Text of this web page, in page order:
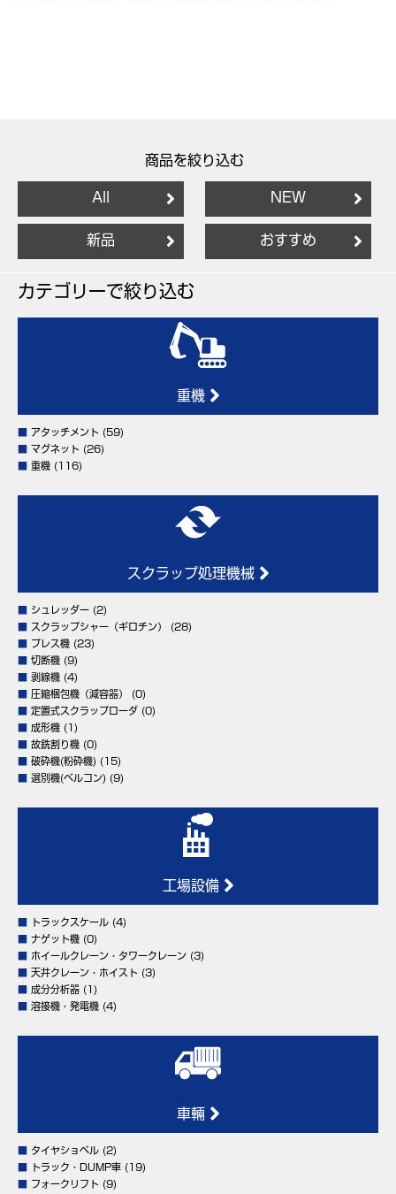
商品を絞り込む
All NEW
新品 おすすめ
カテゴリーで絞り込む
重機
アタッチメント (59)
マグネット (26)
重機 (116)
スクラップ処理機械
シュレッダー (2)
スクラップシャー（ギロチン）
(28)
プレス機 (23)
切断機 (9)
剥線機 (4)
圧縮梱包機（減容器）
(0)
定置式スクラップローダ (0)
成形機 (1)
故銑割り機 (0)
破砕機(粉砕機) (15)
選別機(ベルコン) (9)
工場設備
トラックスケール (4)
ナゲット機 (0)
ホイールクレーン・タワークレーン (3)
天井クレーン・ホイスト (3)
成分分析器 (1)
溶接機・発電機 (4)
車輛
タイヤショベル (2)
トラック・DUMP車 (19)
フォークリフト (9)